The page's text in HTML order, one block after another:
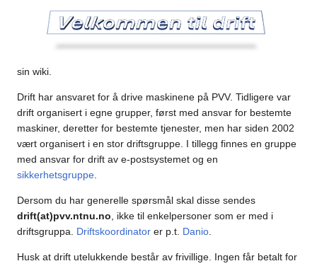
sin wiki.
Drift har ansvaret for å drive maskinene på PVV. Tidligere var
drift organisert i egne grupper, først med ansvar for bestemte
maskiner, deretter for bestemte tjenester, men har siden 2002
vært organisert i en stor driftsgruppe. I tillegg finnes en gruppe
med ansvar for drift av e-postsystemet og en
sikkerhetsgruppe
Dersom du har generelle spørsmål skal disse sendes
drift(at)pvv.ntnu.no , ikke til enkelpersoner som er med i
driftsgruppa. Driftskoordinator er p.t. Danio
Husk at drift utelukkende består av frivillige. Ingen får betalt for